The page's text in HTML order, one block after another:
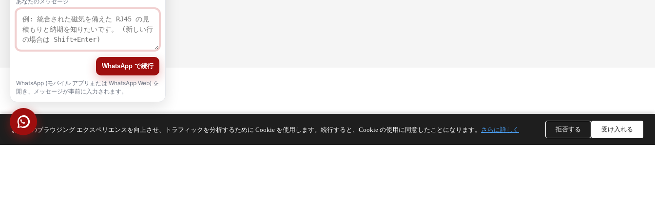
Connect with Us ソーシャルメディア
お客様のブラウジング エクスペリエンスを向上させ、トラフィックを分析するために Cookie を使用します。続行すると、Cookie の使用に同意したことになります。 さらに詳しく 拒否する 受け入れる
WhatsApp で続行
WhatsApp (モバイル アプリまたは WhatsApp Web) を
開き、メッセージが事前に入力されます。